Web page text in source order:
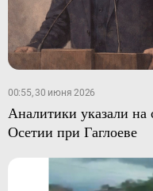
00:55, 30 июня 2026
Аналитики указали
Осетии при Гаглоеве